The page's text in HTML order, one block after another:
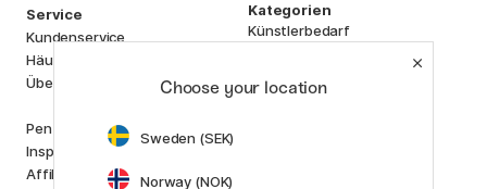
Service
Kundenservice
Häufig gestellten Fragen (FAQ)
Über uns
Pen Store Plus
Inspiration und Anleitungen
Affiliate Marketing
Kategorien
Künstlerbedarf
Stifte
Papier & Blöcke
Choose your location
Sweden (SEK)
Norway (NOK)